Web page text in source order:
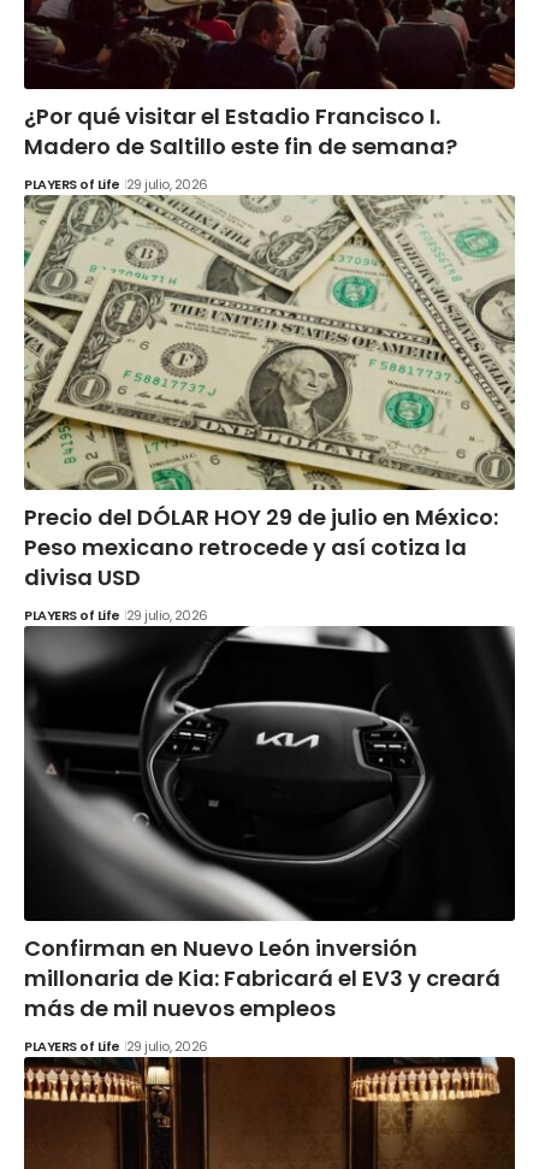
¿Por qué visitar el Estadio Francisco I.
Madero de Saltillo este fin de semana?
PLAYERS of Life 29 julio, 2026
Precio del DÓLAR HOY 29 de julio en México:
Peso mexicano retrocede y así cotiza la
divisa USD
PLAYERS of Life 29 julio, 2026
Confirman en Nuevo León inversión
millonaria de Kia: Fabricará el EV3 y creará
más de mil nuevos empleos
PLAYERS of Life 29 julio, 2026